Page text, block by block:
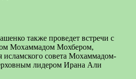
также проведет встречи с
Мохаммадом Мохбером,
исламского совета Мохаммадом-
лидером Ирана Али